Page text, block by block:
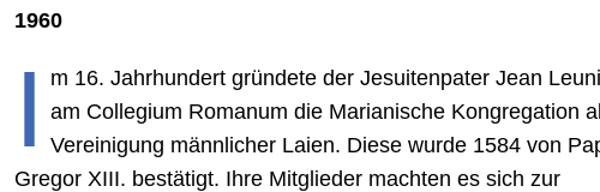
1960
I
m 16. Jahrhundert gründete der Jesuitenpater Jean
am Collegium Romanum die Marianische Kongregation
Vereinigung männlicher Laien. Diese wurde 1584 von
Gregor XIII. bestätigt. Ihre Mitglieder machten es sich zur